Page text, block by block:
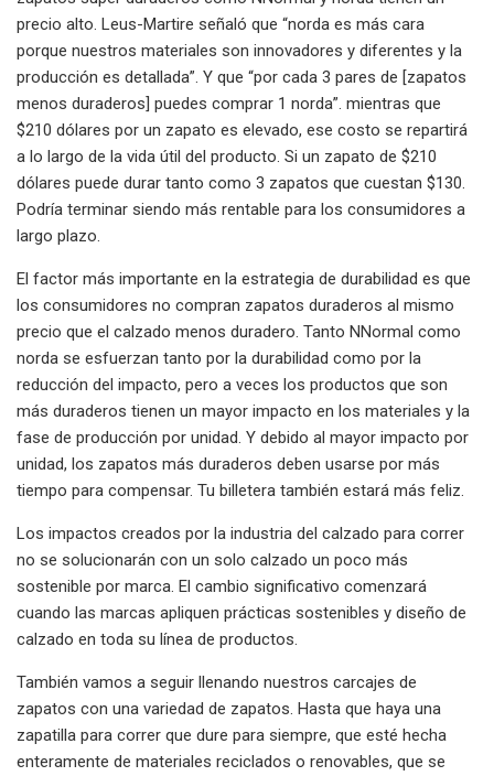
precio alto. Leus-Martire señaló que “norda es más cara
porque nuestros materiales son innovadores y diferentes y la
producción es detallada”. Y que “por cada 3 pares de [zapatos
menos duraderos] puedes comprar 1 norda”. mientras que
$210 dólares por un zapato es elevado, ese costo se repartirá
a lo largo de la vida útil del producto. Si un zapato de $210
dólares puede durar tanto como 3 zapatos que cuestan $130.
Podría terminar siendo más rentable para los consumidores a
largo plazo.
El factor más importante en la estrategia de durabilidad es que
los consumidores no compran zapatos duraderos al mismo
precio que el calzado menos duradero. Tanto NNormal como
norda se esfuerzan tanto por la durabilidad como por la
reducción del impacto, pero a veces los productos que son
más duraderos tienen un mayor impacto en los materiales y la
fase de producción por unidad. Y debido al mayor impacto por
unidad, los zapatos más duraderos deben usarse por más
tiempo para compensar. Tu billetera también estará más feliz.
Los impactos creados por la industria del calzado para correr
no se solucionarán con un solo calzado un poco más
sostenible por marca. El cambio significativo comenzará
cuando las marcas apliquen prácticas sostenibles y diseño de
calzado en toda su línea de productos.
También vamos a seguir llenando nuestros carcajes de
zapatos con una variedad de zapatos. Hasta que haya una
zapatilla para correr que dure para siempre, que esté hecha
enteramente de materiales reciclados o renovables, que se